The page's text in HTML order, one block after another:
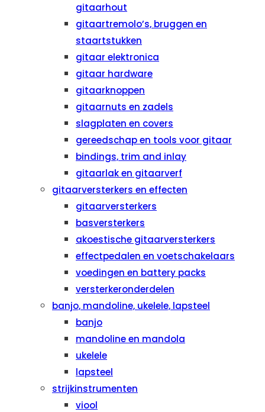
gitaarhout
gitaartremolo’s, bruggen en
staartstukken
gitaar elektronica
gitaar hardware
gitaarknoppen
gitaarnuts en zadels
slagplaten en covers
gereedschap en tools voor gitaar
bindings, trim and inlay
gitaarlak en gitaarverf
gitaarversterkers en effecten
gitaarversterkers
basversterkers
akoestische gitaarversterkers
effectpedalen en voetschakelaars
voedingen en battery packs
versterkeronderdelen
banjo, mandoline, ukelele, lapsteel
banjo
mandoline en mandola
ukelele
lapsteel
strijkinstrumenten
viool